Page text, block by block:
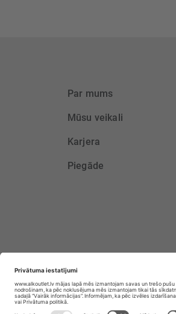
Par mums
Mūsu veikali
Karjera
Piegāde